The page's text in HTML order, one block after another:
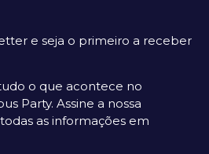
e seja o primeiro a receber
o que acontece no
Party. Assine a nossa
as informações em